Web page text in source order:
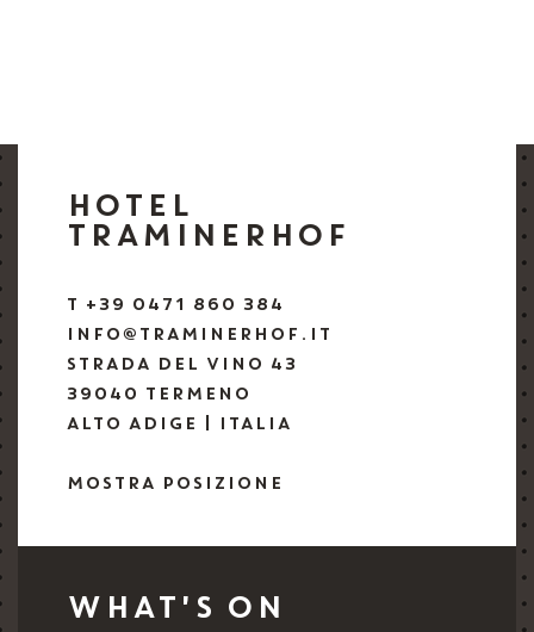
HOTEL
TRAMINERHOF
T +39 0471 860 384
INFO@TRAMINERHOF.IT
STRADA DEL VINO 43
39040 TERMENO
ALTO ADIGE | ITALIA
MOSTRA POSIZIONE
WHAT'S ON